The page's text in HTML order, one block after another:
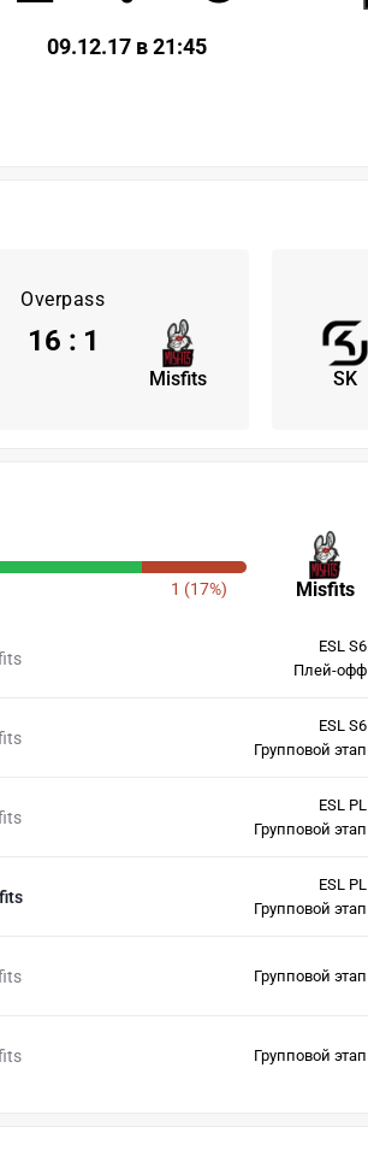
09.12.17 в 21:45
Overpass
Misfits
16 : 1
SK
Misfits
1 (17%)
ESL S6
Плей-офф
ESL S6
Групповой этап
ESL PL
Групповой этап
ESL PL
Групповой этап
Групповой этап
Групповой этап